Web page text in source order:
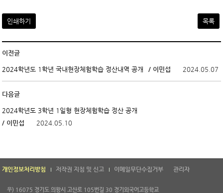
인쇄하기 목록
이전글
2024학년도 1학년 국내현장체험학습 정산내역 공개 / 이민섭 2024.05.07
다음글
2024학년도 3학년 1일형 현장체험학습 정산 공개
/ 이민섭
2024.05.10
개인정보처리방침 저작권 지침 및 신고 이메일무단수집거부 관리자
우) 16075 경기도 의왕시 고산로 105번길 30 경기외국어고등학교